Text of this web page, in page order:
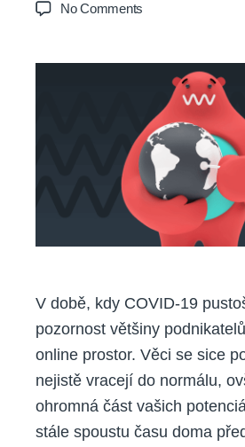
No Comments
2021
Zabodujte
s
novým
webem
V době, kdy COVID-19
pozornost většiny
online prostor. Věci se sice
nejistě vracejí do normálu,
ohromná část vašich
stále spoustu času doma